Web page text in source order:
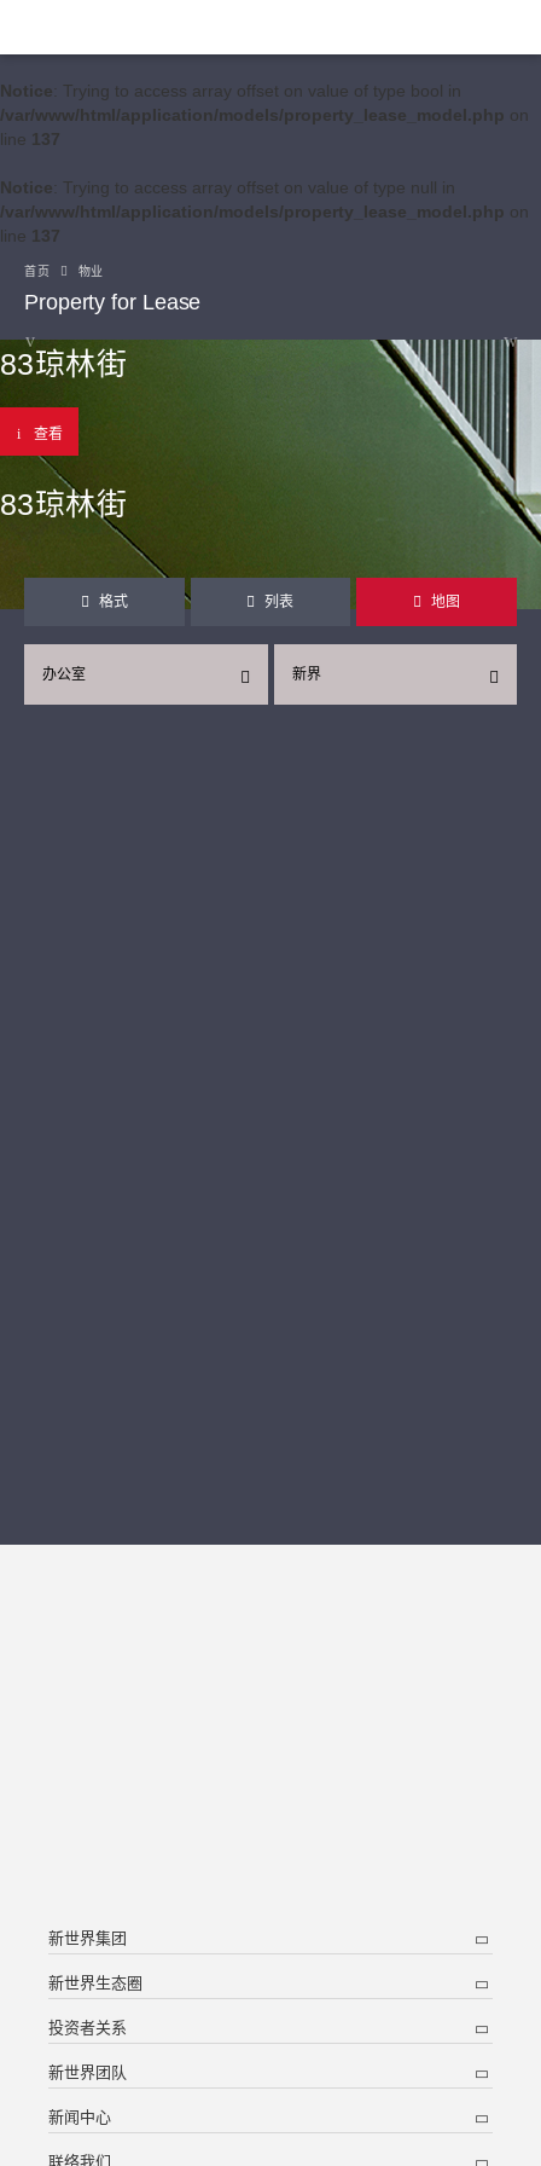
Notice: Trying to access array offset on value of type bool in
/var/www/html/application/models/property_lease_model.php on
line 137
Notice: Trying to access array offset on value of type null in
/var/www/html/application/models/property_lease_model.php on
line 137
首页 物业
Property for Lease
83琼林街
查看
83琼林街
格式 列表 地图
新界
办公室
新世界集团
新世界生态圈
投资者关系
新世界团队
新闻中心
联络我们